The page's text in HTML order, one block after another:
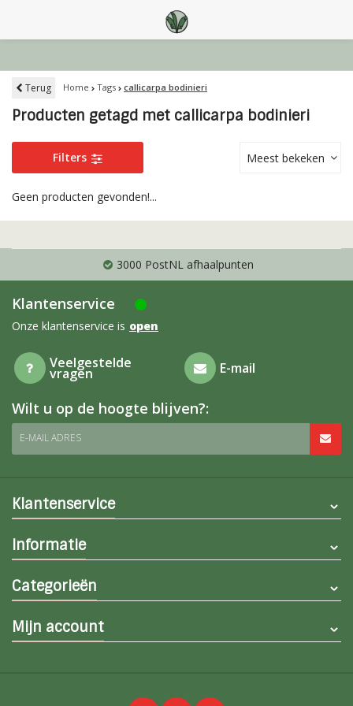
Terug Home Tags callicarpa bodinieri
Producten getagd met callicarpa bodinieri
Filters Meest bekeken
Geen producten gevonden!...
3000 PostNL afhaalpunten
Klantenservice
Onze klantenservice is open
Veelgestelde
vragen E-mail
Wilt u op de hoogte blijven?:
E-MAIL ADRES
Klantenservice
Informatie
Categorieën
Mijn account